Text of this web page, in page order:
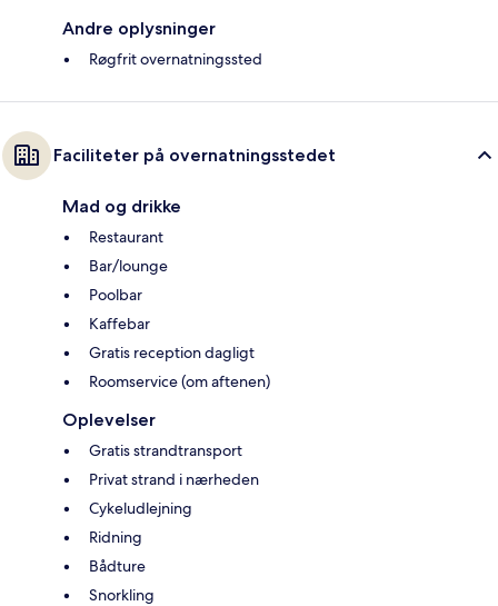
Andre oplysninger
Røgfrit overnatningssted
Faciliteter på overnatningsstedet
Mad og drikke
Restaurant
Bar/lounge
Poolbar
Kaffebar
Gratis reception dagligt
Roomservice (om aftenen)
Oplevelser
Gratis strandtransport
Privat strand i nærheden
Cykeludlejning
Ridning
Bådture
Snorkling